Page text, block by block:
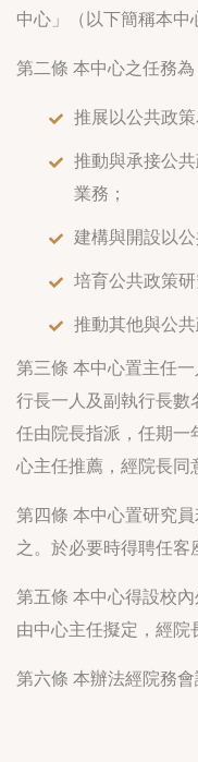
中心」（以下簡稱本中
第二條 本中心之任務為
推展以公共政
推動與承接公
業務；
建構與開設以
培育公共政策研
推動其他與公
第三條 本中心置主任
行長一人及副執行長數
任由院長指派，任期一
心主任推薦，經院長同
第四條 本中心置研究
之。於必要時得聘任客
第五條 本中心得設校
由中心主任擬定，經院
第六條 本辦法經院務